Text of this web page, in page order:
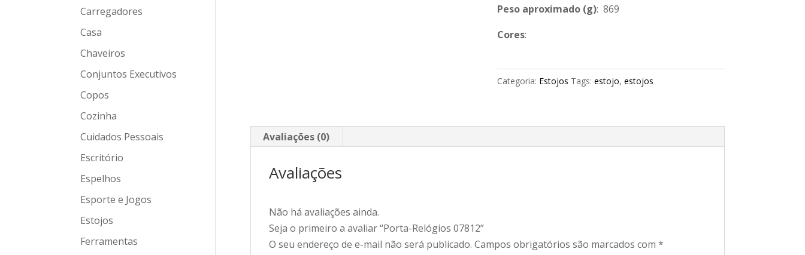
Peso aproximado(g): 869
Cores:
Categoria: Estojos Tags: estojo, estojos
Avaliações (0)
Avaliações
Não há avaliações ainda.
Seja o primeiro a avaliar “Porta-Relógios 07812”
O seu endereço de e-mail não será publicado. Campos obrigatórios são marcados com *
Carregadores
Casa
Chaveiros
Conjuntos Executivos
Copos
Cozinha
Cuidados Pessoais
Escritório
Espelhos
Esporte e Jogos
Estojos
Ferramentas